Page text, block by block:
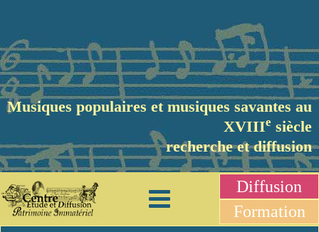
Musiques populaires et musiques savantes au
XVIIIe siècle
recherche et diffusion
Diffusion
Formation